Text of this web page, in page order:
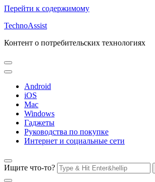
Перейти к содержимому
TechnoAssist
Контент о потребительских технологиях
Android
iOS
Mac
Windows
Гаджеты
Руководства по покупке
Интернет и социальные сети
Ищите что-то?